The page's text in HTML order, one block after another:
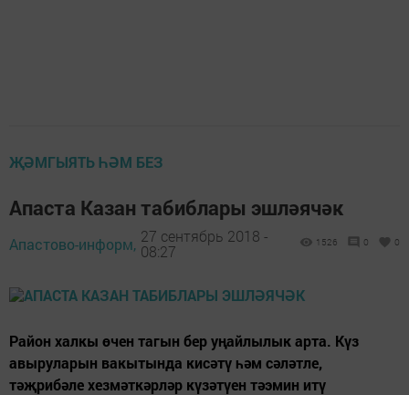
ҖӘМГЫЯТЬ ҺӘМ БЕЗ
Апаста Казан табиблары эшләячәк
Апастово-информ, 27 сентябрь 2018 -
08:27
1526 0 0
Район халкы өчен тагын бер уңайлылык арта. Күз
авыруларын вакытында кисәтү һәм сәләтле,
тәҗрибәле хезмәткәрләр күзәтүен тәэмин итү